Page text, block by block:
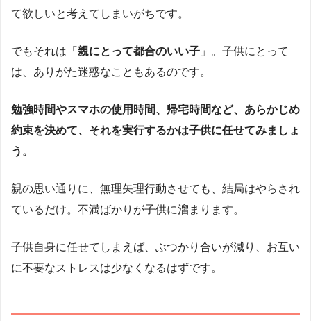
て欲しいと考えてしまいがちです。
でもそれは「 親にとって都合のいい子 」。子供にとって
は、ありがた迷惑なこともあるのです。
勉強時間やスマホの使用時間、帰宅時間など、あらかじめ
約束を決めて、それを実行するかは子供に任せてみましょ
う。
親の思い通りに、無理矢理行動させても、結局はやらされ
ているだけ。不満ばかりが子供に溜まります。
子供自身に任せてしまえば、ぶつかり合いが減り、お互い
に不要なストレスは少なくなるはずです。